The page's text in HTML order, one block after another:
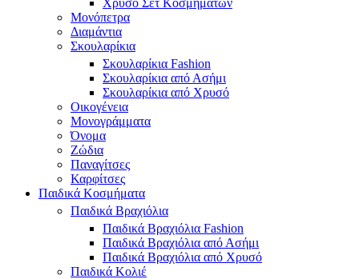
Μονόπετρα
Διαμάντια
Σκουλαρίκια
Σκουλαρίκια Fashion
Σκουλαρίκια από Ασήμι
Σκουλαρίκια από Χρυσό
Οικογένεια
Μονογράμματα
Όνομα
Ζώδια
Παναγίτσες
Καρφίτσες
Παιδικά Κοσμήματα
Παιδικά Βραχιόλια
Παιδικά Βραχιόλια Fashion
Παιδικά Βραχιόλια από Ασήμι
Παιδικά Βραχιόλια από Χρυσό
Παιδικά Κολιέ